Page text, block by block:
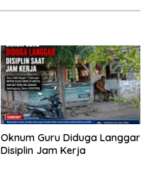
Oknum Guru Diduga Langgar
Disiplin Jam Kerja